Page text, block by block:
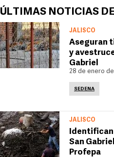
ÚLTIMAS NOTICIAS
JALISCO
Aseguran
y
Gabriel
28 de enero de
SEDENA
JALISCO
San
Profepa